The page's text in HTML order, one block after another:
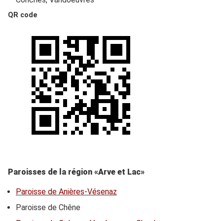
QR code
Paroisses de la région «Arve et Lac»
Paroisse de Anières-Vésenaz
Paroisse de Chêne